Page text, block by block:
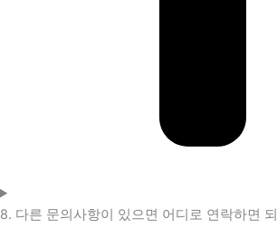
8. 다른 문의사항이 있으면 어디로 연락하면